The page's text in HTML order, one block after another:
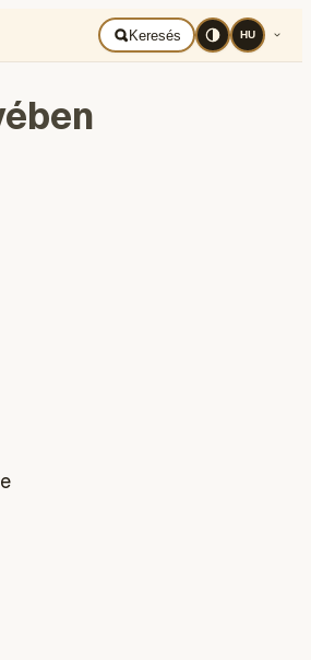
Keresés HU